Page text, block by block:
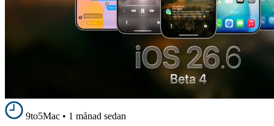
9to5Mac • 1 månad sedan